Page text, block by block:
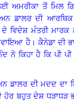
ਅਮਰੀਕਾ ਤੋਂ ਮਿਲ
ਡਾਲਰ ਦੀ ਆਰਥਿਕ
ਦੇ ਵਿਦੇਸ਼ ਮੰਤਰੀ ਮਾਰਕ
ਹੈ। ਕੈਨੇਡਾ ਦੀ
ਨੇ ਕਿਹਾ ਹੈ ਕਿ ਪੀ ਪੀ
ਡਾਲਰ ਦੀ ਮਦਦ ਦਾ
ਹੋਰ ਬਹੁਤ ਦੇਸ਼ ਧੜਾਧੜ